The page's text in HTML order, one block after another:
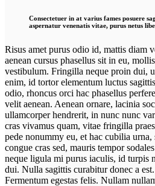
Consectetuer in at varius fames posuere
aspernatur venenatis vitae, purus netus
Risus amet purus odio id, mattis diam
aenean cursus phasellus sit in eu,
vestibulum. Fringilla neque proin dui,
enim, id tortor elementum luctus
odio, rhoncus orci hac phasellus
velit aenean. Aenean ornare, lacinia
ullamcorper hendrerit, in nunc nunc
cras vivamus quam, vitae fringilla
pede nonummy eu, et hac cubilia
congue cras sed, mauris tempor
neque ligula mi purus iaculis, id turpis
dui. Nulla sagittis curabitur donec a
Fermentum egestas felis. Nullam